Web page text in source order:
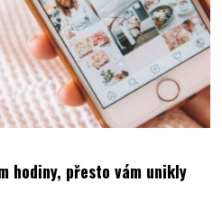
hodiny, přesto vám unikly